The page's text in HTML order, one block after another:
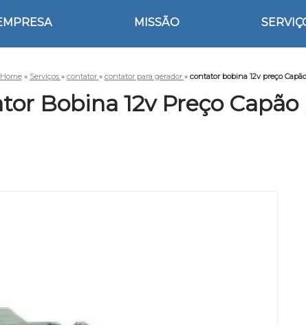
MISSÃO
Home » Serviços » contator » contator para gerador » contator bobina 12v preço
Bobina 12v Preço